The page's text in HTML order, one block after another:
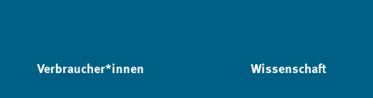
Verbraucher*innen Wissenschaft